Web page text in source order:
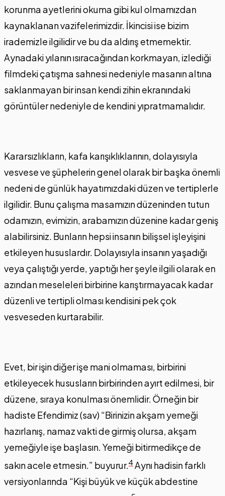
korunma ayetlerini okuma gibi kul olmamızdan
kaynaklanan vazifelerimizdir. İkincisi ise bizim
irademizle ilgilidir ve bu da aldırış etmemektir.
Aynadaki yılanın ısıracağından korkmayan, izlediği
filmdeki çatışma sahnesi nedeniyle masanın altına
saklanmayan bir insan kendi zihin ekranındaki
görüntüler nedeniyle de kendini yıpratmamalıdır.
Kararsızlıkların, kafa karışıklıklarının, dolayısıyla
vesvese ve şüphelerin genel olarak bir başka önemli
nedeni de günlük hayatımızdaki düzen ve tertiplerle
ilgilidir. Bunu çalışma masamızın düzeninden tutun
odamızın, evimizin, arabamızın düzenine kadar geniş
alabilirsiniz. Bunların hepsi insanın bilişsel işleyişini
etkileyen hususlardır. Dolayısıyla insanın yaşadığı
veya çalıştığı yerde, yaptığı her şeyle ilgili olarak en
azından meseleleri birbirine karıştırmayacak kadar
düzenli ve tertipli olması kendisini pek çok
vesveseden kurtarabilir.
Evet, bir işin diğer işe mani olmaması, birbirini
etkileyecek hususların birbirinden ayırt edilmesi, bir
düzene, sıraya konulması önemlidir. Örneğin bir
hadiste Efendimiz (sav) “Birinizin akşam yemeği
hazırlanış, namaz vakti de girmiş olursa, akşam
yemeğiyle işe başlasın. Yemeği bitirmedikçe de
sakın acele etmesin.” buyurur.4Aynı hadisin farklı
versiyonlarında “Kişi büyük ve küçük abdestine